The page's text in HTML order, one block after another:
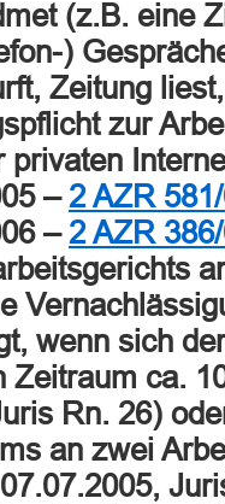
(z.B. eine
)
Zeitung
zur
privaten
– 2 AZR
– 2 AZR
wenn sich
Zeitraum ca.
Rn. 26)
an zwei